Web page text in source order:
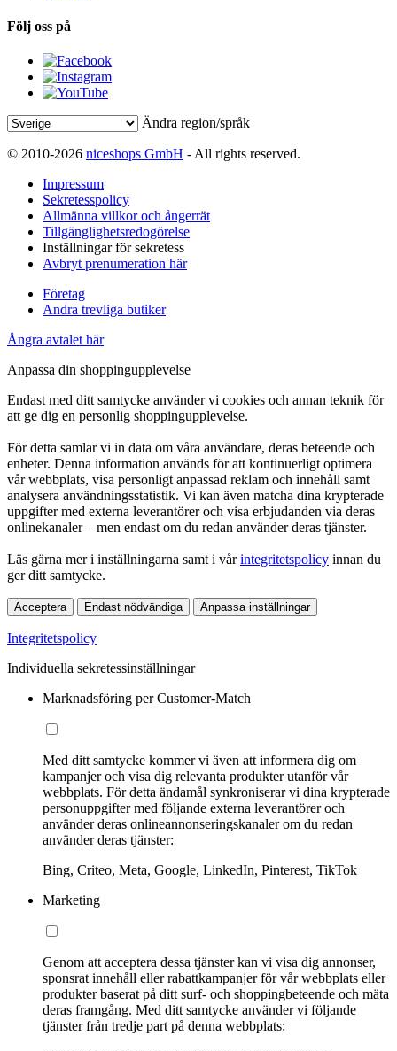
Följ oss på
Ändra region/språk
© 2010-2026 niceshops GmbH - All rights reserved.
Impressum
Sekretesspolicy
Allmänna villkor och ångerrät
Tillgänglighetsredogörelse
Inställningar för sekretess
Avbryt prenumeration här
Företag
Andra trevliga butiker
Ångra avtalet här
Anpassa din shoppingupplevelse
Endast med ditt samtycke använder vi cookies och annan teknik för
att ge dig en personlig shoppingupplevelse.
För detta samlar vi in data om våra användare, deras beteende och
enheter. Denna information används för att kontinuerligt optimera
vår webbplats, visa personligt anpassad reklam och innehåll samt
analysera användningsstatistik. Vi kan även matcha dina krypterade
uppgifter med externa leverantörer och visa erbjudanden via deras
onlinekanaler – men endast om du redan använder deras tjänster.
Läs gärna mer i inställningarna samt i vårintegritetspolicy innan du
ger ditt samtycke.
Acceptera Endast nödvändiga Anpassa inställningar
Integritetspolicy
Individuella sekretessinställningar
Marknadsföring per Customer-Match
Med ditt samtycke kommer vi även att informera dig om
kampanjer och visa dig relevanta produkter utanför vår
webbplats. För detta ändamål synkroniserar vi dina krypterade
personuppgifter med följande externa leverantörer och
använder deras onlineannonseringskanaler om du redan
använder deras tjänster:
Bing, Criteo, Meta, Google, LinkedIn, Pinterest, TikTok
Marketing
Genom att acceptera dessa tjänster kan vi visa dig annonser,
sponsrat innehåll eller rabattkampanjer för vår webbplats eller
produkter baserat på ditt surf- och shoppingbeteende och mäta
deras framgång. Med ditt samtycke använder vi följande
tjänster från tredje part på denna webbplats: